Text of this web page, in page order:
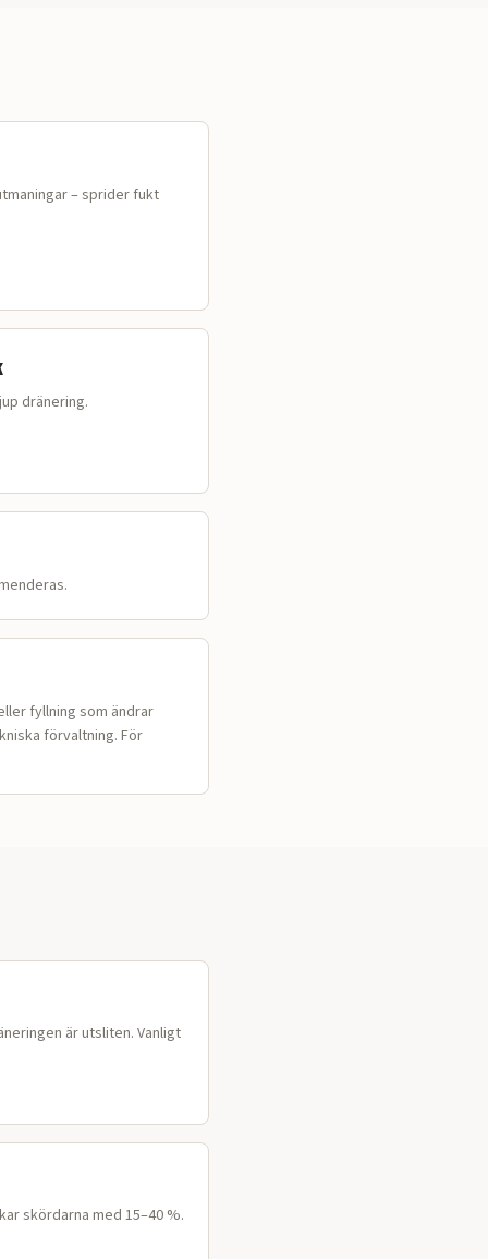
– sprider fukt
dränering.
fyllning som ändrar
förvaltning. För
är utsliten. Vanligt
skördarna med 15–40 %.